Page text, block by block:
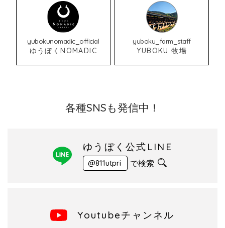
yubokunomadic_official
ゆうぼくNOMADIC
yuboku_farm_staff
YUBOKU 牧場
各種SNSも発信中！
ゆうぼく公式LINE
@811utpri で検索
Youtubeチャンネル